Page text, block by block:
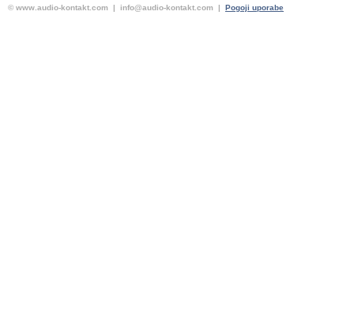
© www.audio-kontakt.com | info@audio-kontakt.com | Pogoji uporabe